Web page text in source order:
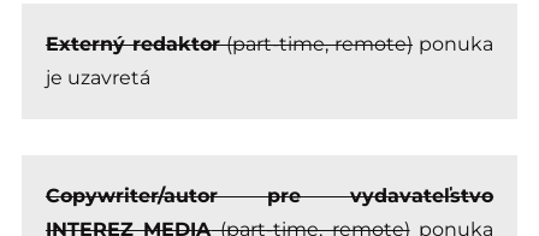
Externý redaktor(part-time, remote) ponuka
je uzavretá
Copywriter/autor pre vydavateľstvo
INTEREZ MEDIA(part-time, remote)ponuka